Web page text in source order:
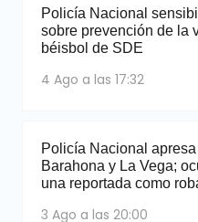
Policía Nacional
sobre prevención de la
béisbol de SDE
4 Ago a las 17:32
Policía Nacional
Barahona y La Vega;
una reportada como
3 Ago a las 20:00